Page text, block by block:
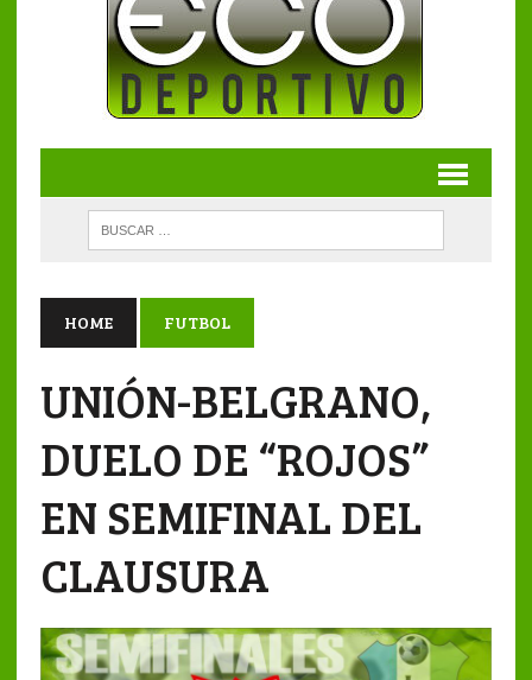
HOME FUTBOL
UNIÓN-BELGRANO,
DUELO DE “ROJOS”
EN SEMIFINAL DEL
CLAUSURA